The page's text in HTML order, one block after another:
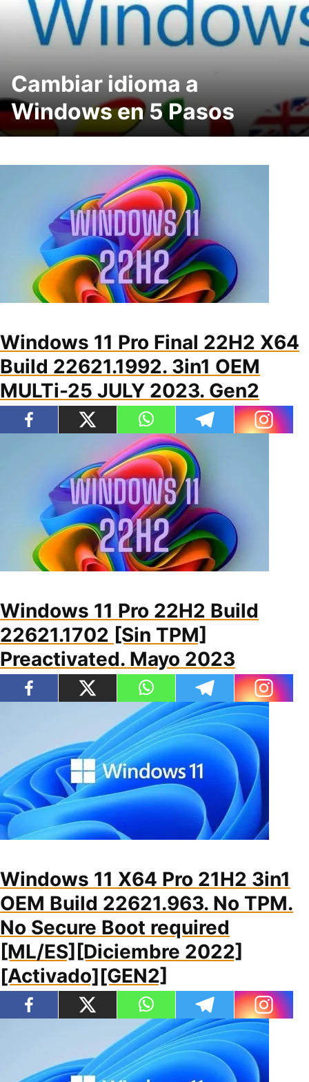
Cambiar idioma a
Windows en 5 Pasos
Windows 11 Pro Final 22H2 X64
Build 22621.1992. 3in1 OEM
MULTi-25 JULY 2023. Gen2
Windows 11 Pro 22H2 Build
22621.1702 [Sin TPM]
Preactivated. Mayo 2023
Windows 11 X64 Pro 21H2 3in1
OEM Build 22621.963. No TPM.
No Secure Boot required
[ML/ES][Diciembre 2022]
[Activado][GEN2]